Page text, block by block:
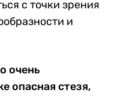
с точки зрения
и
очень
опасная стезя,